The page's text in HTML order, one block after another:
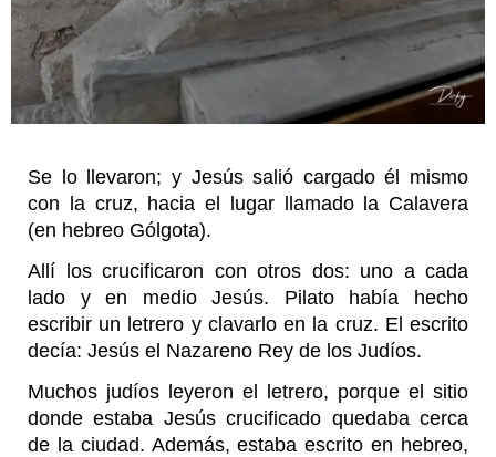
Se lo llevaron; y Jesús salió cargado él mismo
con la cruz, hacia el lugar llamado la Calavera
(en hebreo Gólgota).
Allí los crucificaron con otros dos: uno a cada
lado y en medio Jesús. Pilato había hecho
escribir un letrero y clavarlo en la cruz. El escrito
decía: Jesús el Nazareno Rey de los Judíos.
Muchos judíos leyeron el letrero, porque el sitio
donde estaba Jesús crucificado quedaba cerca
de la ciudad. Además, estaba escrito en hebreo,